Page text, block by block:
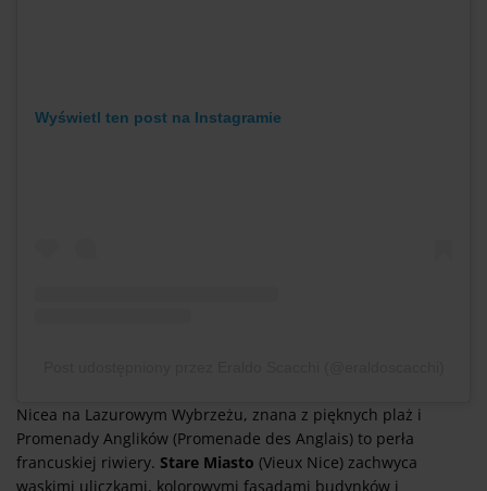
Wyświetl ten post na Instagramie
Nicea na Lazurowym Wybrzeżu, znana z pięknych plaż i
Promenady Anglików (Promenade des Anglais) to perła
francuskiej riwiery. Stare Miasto (Vieux Nice) zachwyca
wąskimi uliczkami, kolorowymi fasadami budynków i